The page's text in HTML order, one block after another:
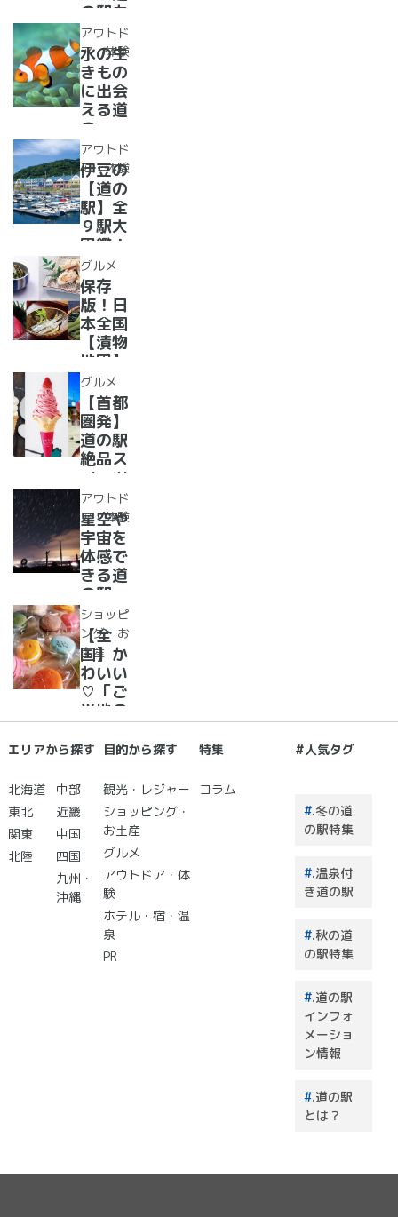
16
選！あ
った
か、湯
ったり
道の駅
の駅カ
レー大
集合！
道の駅
で食べ
られる
人気ダ
ムカレ
ー28
選
アウトド
ア・体験
水の生
きもの
に出会
える道
の
駅??〜
水族館
がある
道の駅
１０
選〜
【全
国】
アウトド
ア・体験
伊豆の
【道の
駅】全
９駅大
図鑑！
2022
年最新
グル
メ・お
土産を
まとめ
てご紹
介！＋
愛犬の
駅
グルメ
保存
版！日
本全国
【漬物
地図】
付き！
道の駅
で「ご
当地お
漬物」
めぐり
グルメ
【首都
圏発】
道の駅
絶品ス
イーツ
37
選！人
気のソ
フトク
リー
ム・ジ
ェラー
ト大集
合！
アウトド
ア・体験
星空や
宇宙を
体感で
きる道
の駅
道の駅
で夜空
に癒さ
れ/星
に願い
☆彡
ショッピ
ング・お
土産
【全
国】か
わいい
♡「ご
当地の
お土
産」が
道の駅
２０
選 道
の駅で
買うも
のはこ
れで決
まり！
エリアから探す
北海道
東北
関東
北陸
中部
近畿
中国
四国
九州・
沖縄
目的から探す
観光・レジャー
ショッピング・
お土産
グルメ
アウトドア・体
験
ホテル・宿・温
泉
PR
特集
コラム
#人気タグ
.冬の道
の駅特集
.温泉付
き道の駅
.秋の道
の駅特集
.道の駅
インフォ
メーショ
ン情報
.道の駅
とは？